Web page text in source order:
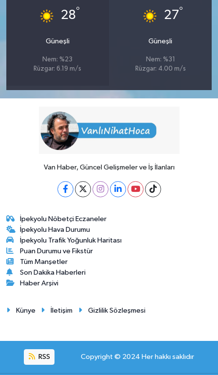
28°
Güneşli
Nem: %23
Rüzgar: 6.19 m/s
27°
Güneşli
Nem: %31
Rüzgar: 4.00 m/s
Van Haber, Güncel Gelişmeler ve İş İlanları
İpekyolu Nöbetçi Eczaneler
İpekyolu Hava Durumu
İpekyolu Trafik Yoğunluk Haritası
Puan Durumu ve Fikstür
Tüm Manşetler
Son Dakika Haberleri
Haber Arşivi
Künye İletişim Gizlilik Sözleşmesi
RSS Copyright © 2024 Her hakkı saklıdır